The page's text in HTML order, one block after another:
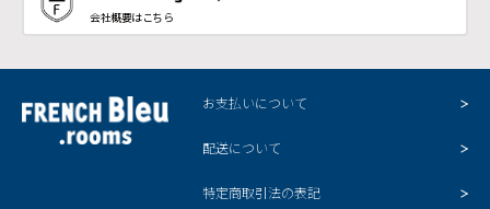
会社概要はこちら
お支払いについて
配送について
特定商取引法の表記